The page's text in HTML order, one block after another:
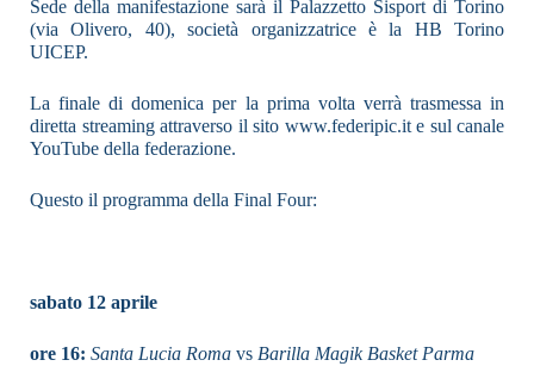
Sede della manifestazione sarà il Palazzetto Sisport di Torino
(via Olivero, 40), società organizzatrice è la HB Torino
UICEP.
La finale di domenica per la prima volta verrà trasmessa in
diretta streaming attraverso il sito www.federipic.it e sul canale
YouTube della federazione.
Questo il programma della Final Four:
sabato 12 aprile
ore 16: Santa Lucia Roma vs Barilla Magik Basket Parma